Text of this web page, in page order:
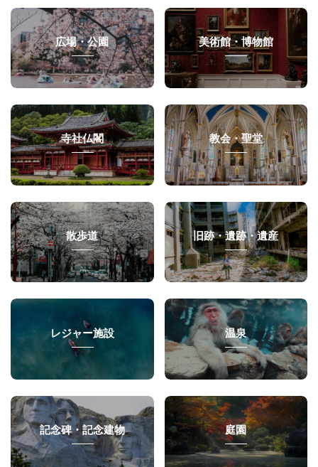
広場・公園 美術館・博物館
寺社仏閣 教会・聖堂
散歩道 旧跡・遺跡・遺産
レジャー施設 温泉
記念碑・記念建物 庭園